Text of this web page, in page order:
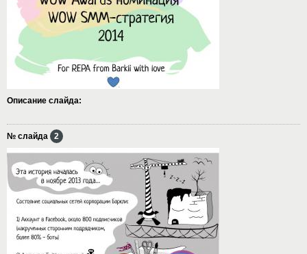
Описание слайда:
№ слайда 2